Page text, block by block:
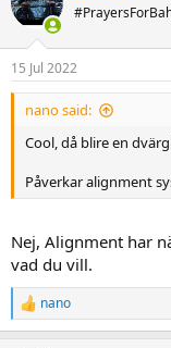
15 Jul 2022
nano said:
Cool, då blire en
Påverkar alignment
Nej, Alignment har
vad du vill.
R
e
nano